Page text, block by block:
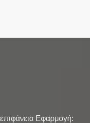
Εφαρμογή: